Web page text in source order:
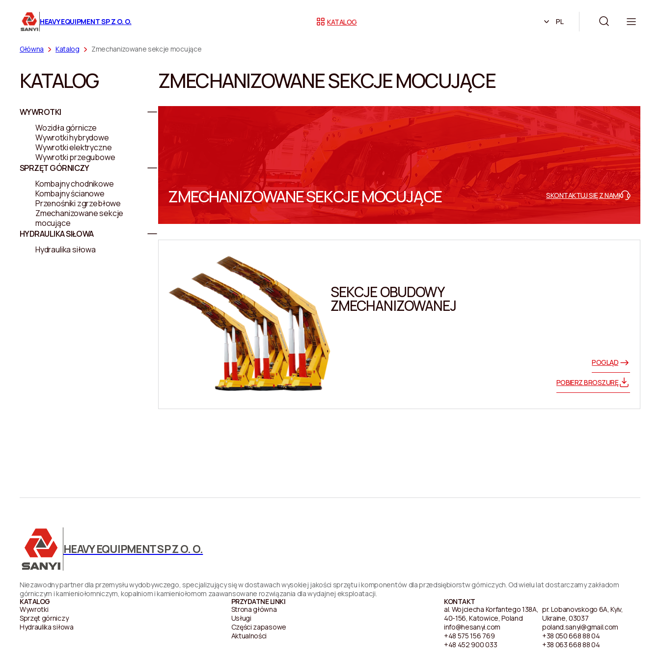
HEAVY EQUIPMENT SP Z O. O. KATALOG PL
Główna Katalog Zmechanizowane sekcje mocujące
KATALOG
WYWROTKI
Wozidła górnicze
Wywrotki hybrydowe
Wywrotki elektryczne
Wywrotki przegubowe
SPRZĘT GÓRNICZY
Kombajny chodnikowe
Kombajny ścianowe
Przenośniki zgrzebłowe
Zmechanizowane sekcje
mocujące
HYDRAULIKA SIŁOWA
Hydraulika siłowa
ZMECHANIZOWANE SEKCJE MOCUJĄCE
ZMECHANIZOWANE SEKCJE MOCUJĄCE SKONTAKTUJ SIĘ Z NAMI
SEKCJE OBUDOWY
ZMECHANIZOWANEJ
POGLĄD
POBIERZ BROSZURĘ
HEAVY EQUIPMENT SP Z O. O.
Niezawodny partner dla przemysłu wydobywczego, specjalizujący się w dostawach wysokiej jakości sprzętu i komponentów dla przedsiębiorstw górniczych. Od wielu lat dostarczamy zakładom
górniczym i kamieniołomniczym, kopalniom i kamieniołomom zaawansowane rozwiązania dla wydajnej eksploatacji.
KATALOG
Wywrotki
Sprzęt górniczy
Hydraulika siłowa
PRZYDATNE LINKI
Strona główna
Usługi
Części zapasowe
Aktualności
KONTAKT
al. Wojciecha Korfantego 138A,
40-156, Katowice, Poland
info@hesanyi.com
+48 575 156 769
+48 452 900 033
pr. Lobanovskogo 6A, Kyiv,
Ukraine, 03037
poland.sanyi@gmail.com
+38 050 668 88 04
+38 063 668 88 04